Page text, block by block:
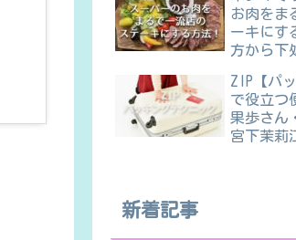
お肉をま
ーキにす
方から下
ZIP【パ
で役立つ
果歩さん
宮下茉莉
新着記事